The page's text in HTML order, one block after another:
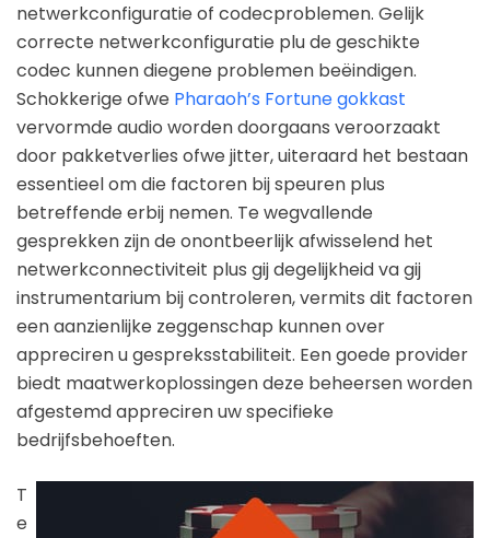
netwerkconfiguratie of codecproblemen. Gelijk
correcte netwerkconfiguratie plu de geschikte
codec kunnen diegene problemen beëindigen.
Schokkerige ofwe Pharaoh’s Fortune gokkast
vervormde audio worden doorgaans veroorzaakt
door pakketverlies ofwe jitter, uiteraard het bestaan
essentieel om die factoren bij speuren plus
betreffende erbij nemen. Te wegvallende
gesprekken zijn de onontbeerlijk afwisselend het
netwerkconnectiviteit plus gij degelijkheid va gij
instrumentarium bij controleren, vermits dit factoren
een aanzienlijke zeggenschap kunnen over
appreciren u gespreksstabiliteit. Een goede provider
biedt maatwerkoplossingen deze beheersen worden
afgestemd appreciren uw specifieke
bedrijfsbehoeften.
T
e